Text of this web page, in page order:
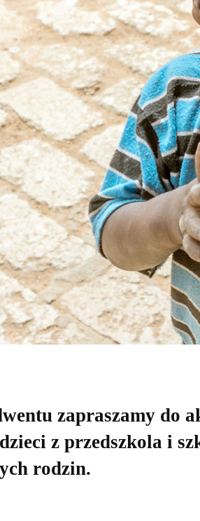
zapraszamy do
z przedszkola i
rodzin.